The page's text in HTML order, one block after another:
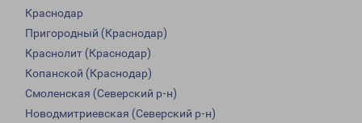
Краснодар
Пригородный (Краснодар)
Краснолит (Краснодар)
Копанской (Краснодар)
Смоленская (Северский р-н)
Новодмитриевская (Северский р-н)